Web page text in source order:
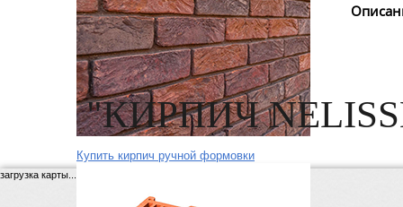
Купить кирпич ручной формовки
"КИРПИЧ
загрузка карты...